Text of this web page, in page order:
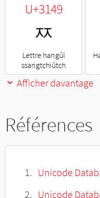
U+3149
ㅉ
Lettre hangûl
ssangtchiûtch
Afficher davantage
Références
Unicode
Unicode